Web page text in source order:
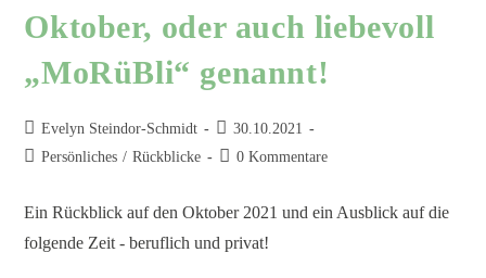
Oktober, oder auch liebevoll
„MoRüBli“ genannt!
Evelyn Steindor-Schmidt
30.10.2021
Persönliches / Rückblicke 0 Kommentare
Ein Rückblick auf den Oktober 2021 und ein Ausblick auf die
folgende Zeit - beruflich und privat!